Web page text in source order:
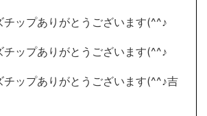
チップありがとうございます(^^♪
チップありがとうございます(^^♪
チップありがとうございます(^^♪吉